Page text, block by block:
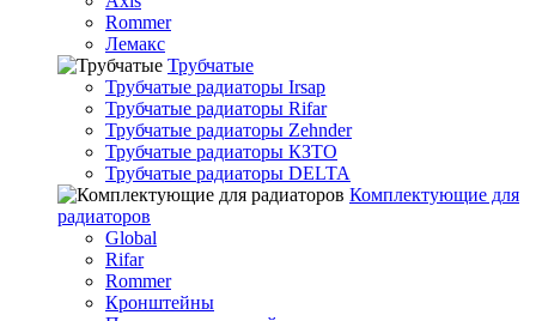
Rommer
Лемакс
Трубчатые
Трубчатые радиаторы Irsap
Трубчатые радиаторы Rifar
Трубчатые радиаторы Zehnder
Трубчатые радиаторы КЗТО
Трубчатые радиаторы DELTA
Комплектующие для
радиаторов
Global
Rifar
Rommer
Кронштейны